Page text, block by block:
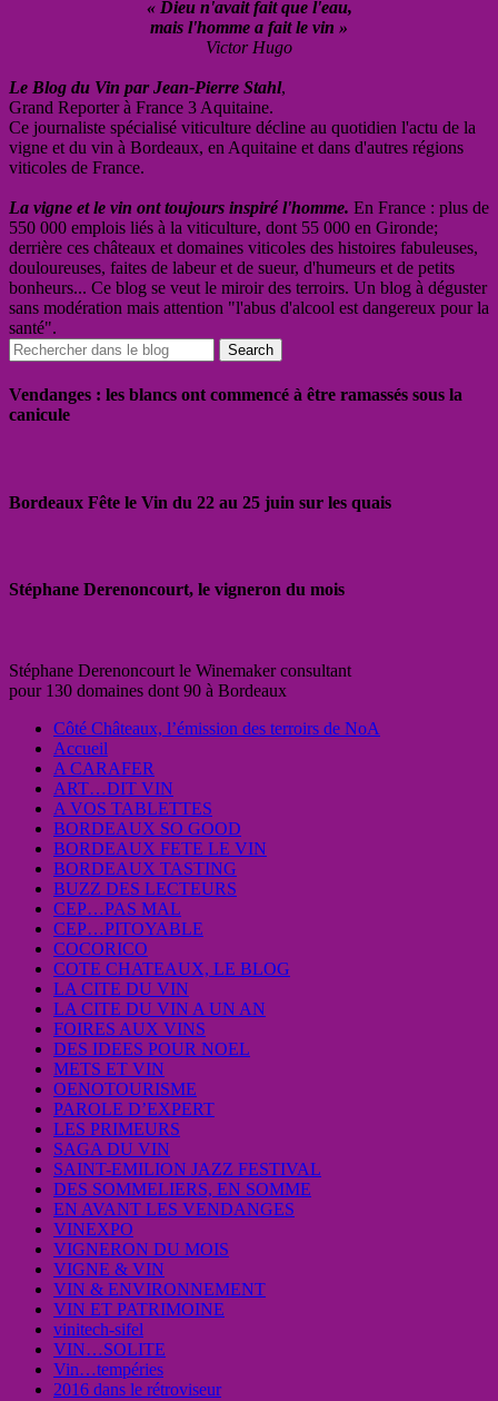
« Dieu n'avait fait que l'eau,
mais l'homme a fait le vin »
Victor Hugo
Le Blog du Vin par Jean-Pierre Stahl,
Grand Reporter à France 3 Aquitaine.
Ce journaliste spécialisé viticulture décline au quotidien l'actu de la
vigne et du vin à Bordeaux, en Aquitaine et dans d'autres régions
viticoles de France.
La vigne et le vin ont toujours inspiré l'homme. En France : plus de
550 000 emplois liés à la viticulture, dont 55 000 en Gironde;
derrière ces châteaux et domaines viticoles des histoires fabuleuses,
douloureuses, faites de labeur et de sueur, d'humeurs et de petits
bonheurs... Ce blog se veut le miroir des terroirs. Un blog à déguster
sans modération mais attention "l'abus d'alcool est dangereux pour la
santé".
Vendanges : les blancs ont commencé à être ramassés sous la
canicule
Bordeaux Fête le Vin du 22 au 25 juin sur les quais
Stéphane Derenoncourt, le vigneron du mois
Stéphane Derenoncourt le Winemaker consultant
pour 130 domaines dont 90 à Bordeaux
Côté Châteaux, l’émission des terroirs de NoA
Accueil
A CARAFER
ART…DIT VIN
A VOS TABLETTES
BORDEAUX SO GOOD
BORDEAUX FETE LE VIN
BORDEAUX TASTING
BUZZ DES LECTEURS
CEP…PAS MAL
CEP…PITOYABLE
COCORICO
COTE CHATEAUX, LE BLOG
LA CITE DU VIN
LA CITE DU VIN A UN AN
FOIRES AUX VINS
DES IDEES POUR NOEL
METS ET VIN
OENOTOURISME
PAROLE D’EXPERT
LES PRIMEURS
SAGA DU VIN
SAINT-EMILION JAZZ FESTIVAL
DES SOMMELIERS, EN SOMME
EN AVANT LES VENDANGES
VINEXPO
VIGNERON DU MOIS
VIGNE & VIN
VIN & ENVIRONNEMENT
VIN ET PATRIMOINE
vinitech-sifel
VIN…SOLITE
Vin…tempéries
2016 dans le rétroviseur